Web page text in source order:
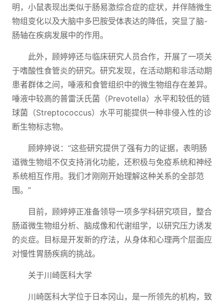
明，小鼠表现出类似于肠易激综合症的症状，并伴随微生
物组变化以及大脑中多巴胺受体表达的降低，突显了脑-
肠轴在疾病发展中的作用。
此外，顾婷婷还与临床研究人员合作，开展了一项关
于嗜酸性食管炎的研究。研究发现，在活动期和非活动期
患者群体之间，唾液和食管组织中的微生物组存在差异。
唾液中较高的普雷沃氏菌（Prevotella）水平和较低的链
球菌（Streptococcus）水平可能提供一种非侵入性的诊
断生物标志物。
顾婷婷说：“这些研究提供了强有力的证据，表明肠
道微生物组不仅支持消化功能，还积极与免疫系统和神经
系统相互作用。我们才刚刚开始理解这种关系的全部范
围。”
目前，顾婷婷正准备领导一项多学科研究项目，整合
肠道微生物组分析、脑成像和代谢组学，以研究压力诱发
的炎症。目标是开发新的疗法，从身体和心理两个层面应
对慢性胃肠疾病的挑战。
关于川崎医科大学
川崎医科大学位于日本冈山，是一所领先的机构，致